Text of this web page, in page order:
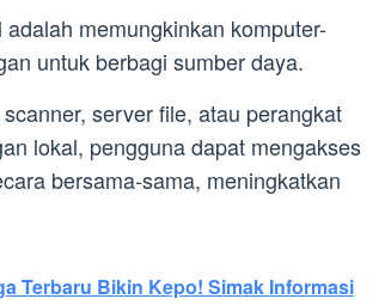
memungkinkan komputer-
untuk berbagi sumber daya.
server file, atau perangkat
lokal, pengguna dapat mengakses
bersama-sama, meningkatkan
Terbaru Bikin Kepo! Simak Informasi